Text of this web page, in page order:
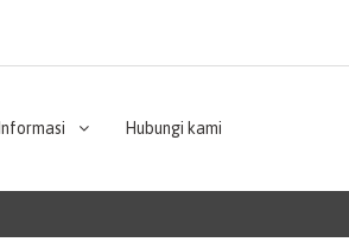
Informasi Hubungi kami